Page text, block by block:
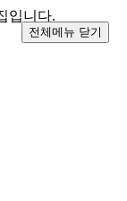
입니다.
전체메뉴 닫기